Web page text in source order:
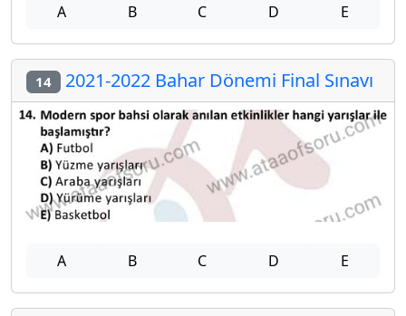
A B C D E
14 2021-2022 Bahar Dönemi Final Sınavı
A B C D E